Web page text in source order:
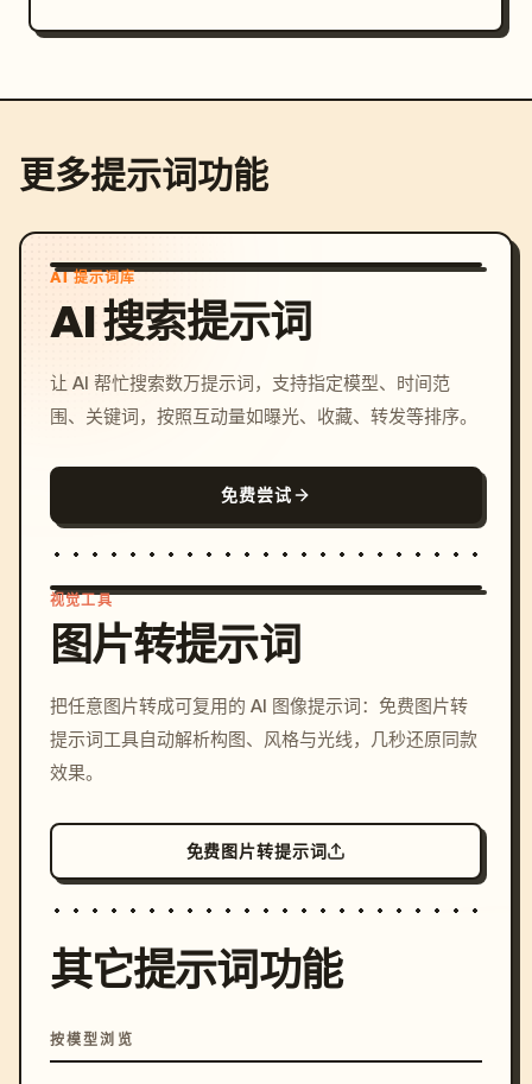
更多提示词功能
AI 提示词库
AI 搜索提示词
让 AI 帮忙搜索数万提示词，支持指定模型、时间范
围、关键词，按照互动量如曝光、收藏、转发等排序。
免费尝试
c, cyberpunk sunset, neon
colors, 8k --v 6.0
视觉工具
图片转提示词
把任意图片转成可复用的 AI 图像提示词：免费图片转
提示词工具自动解析构图、风格与光线，几秒还原同款
效果。
免费图片转提示词
其它提示词功能
按模型浏览